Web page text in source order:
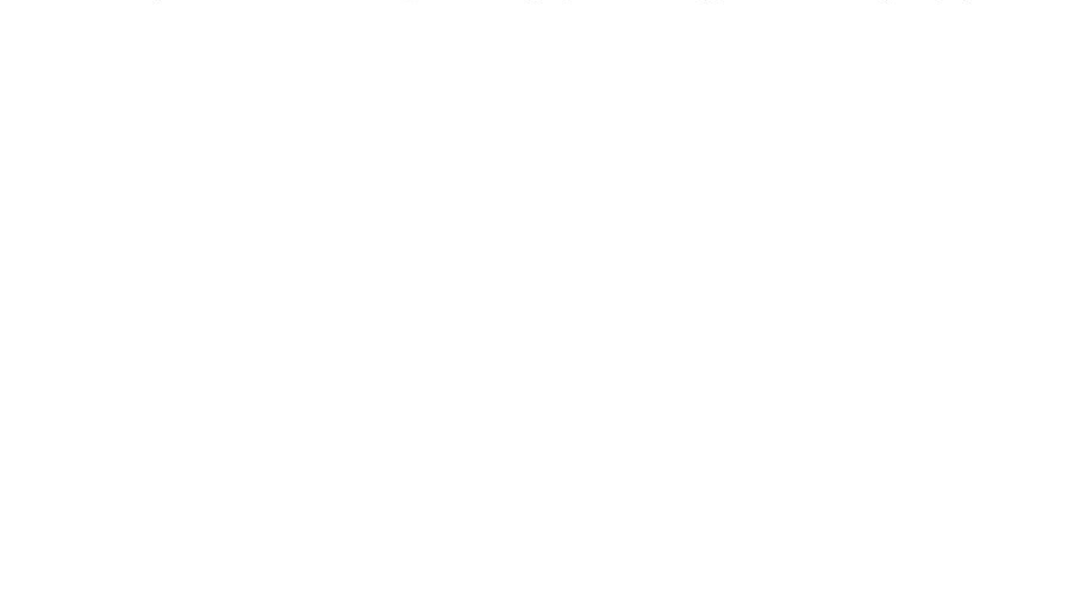
milyar dolar kaynak sağlayarak Türkiye ekonomisine duyulan güveni bir kez